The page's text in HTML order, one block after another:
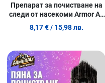
Препарат за почистване на
следи от насекоми Armor All
Insect Remover (500 мл)
8,17 € / 15,98 лв.